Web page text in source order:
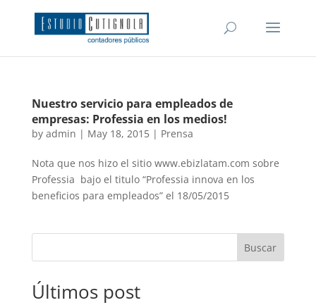
Nuestro servicio para empleados de
empresas: Professia en los medios!
by admin | May 18, 2015| Prensa
Nota que nos hizo el sitio www.ebizlatam.com sobre
Professia bajo el titulo “Professia innova en los
beneficios para empleados” el 18/05/2015
Buscar
Últimos post